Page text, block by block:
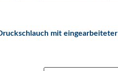
mit eingearbeiteter